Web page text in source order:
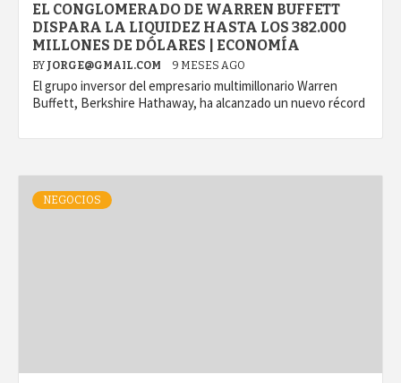
EL CONGLOMERADO DE WARREN BUFFETT
DISPARA LA LIQUIDEZ HASTA LOS 382.000
MILLONES DE DÓLARES | ECONOMÍA
BY JORGE@GMAIL.COM 9 MESES AGO
El grupo inversor del empresario multimillonario Warren
Buffett, Berkshire Hathaway, ha alcanzado un nuevo récord
NEGOCIOS